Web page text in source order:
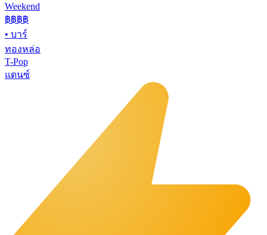
Weekend
฿฿฿฿
• บาร์
ทองหล่อ
T-Pop
แดนซ์